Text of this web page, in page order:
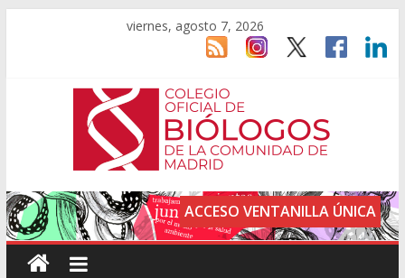
viernes, agosto 7, 2026
ACCESO VENTANILLA ÚNICA